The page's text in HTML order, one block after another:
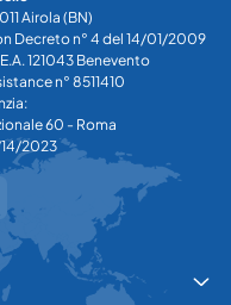
Airola (BN)
Decreto n° 4 del 14/01/2009
121043 Benevento
n° 8511410
60 - Roma
14/2023